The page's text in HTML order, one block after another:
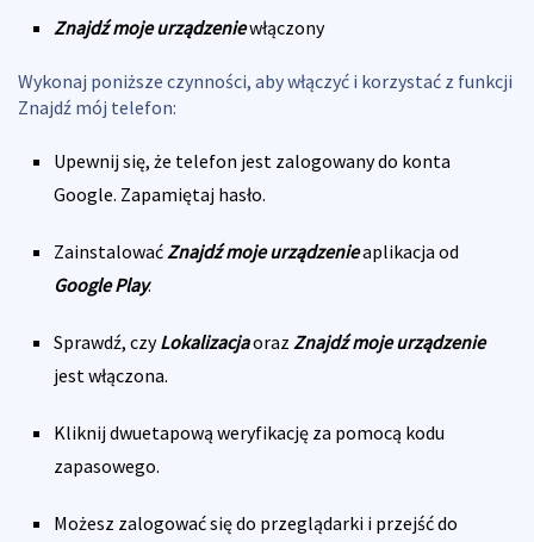
Znajdź moje urządzeniewłączony
Wykonaj poniższe czynności, aby włączyć i korzystać z funkcji
Znajdź mój telefon:
Upewnij się, że telefon jest zalogowany do konta
Google. Zapamiętaj hasło.
Zainstalować Znajdź moje urządzenieaplikacja od
Google Play.
Sprawdź, czyLokalizacjaoraz Znajdź moje urządzenie
jest włączona.
Kliknij dwuetapową weryfikację za pomocą kodu
zapasowego.
Możesz zalogować się do przeglądarki i przejść do